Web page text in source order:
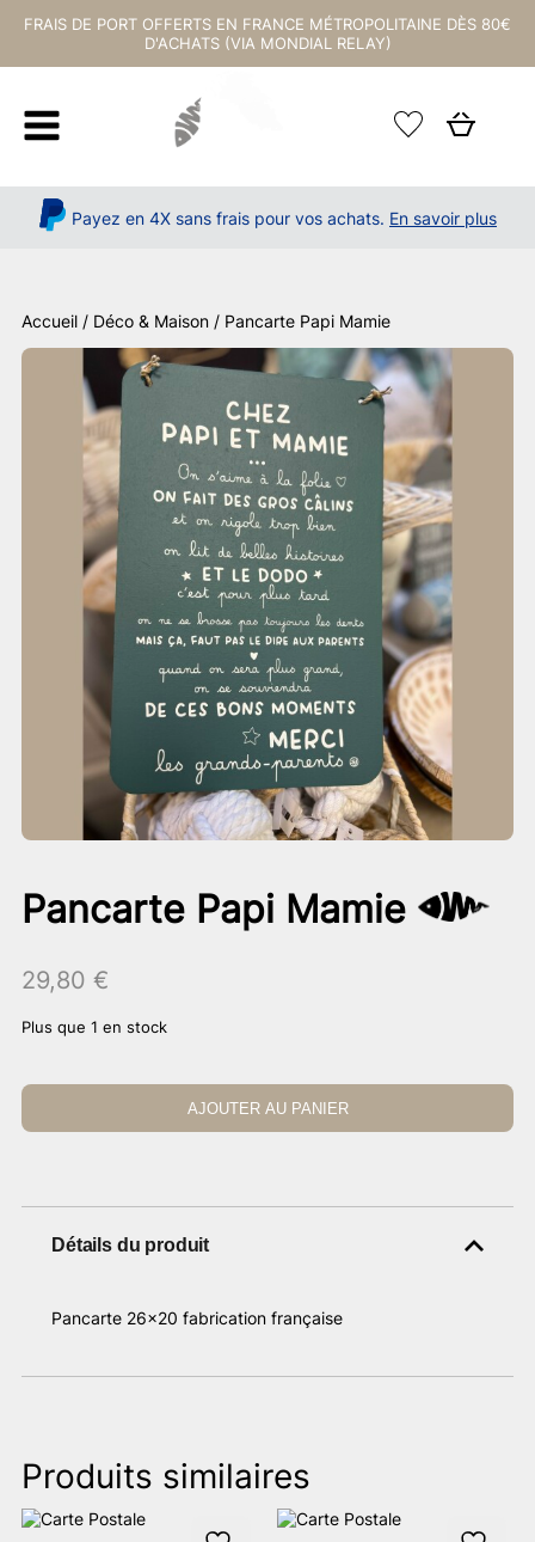
FRAIS DE PORT OFFERTS EN FRANCE MÉTROPOLITAINE DÈS 80€
D'ACHATS (VIA MONDIAL RELAY)
Payez en 4X sans frais pour vos achats. En savoir plus
Accueil / Déco & Maison / Pancarte Papi Mamie
Pancarte Papi Mamie
29,80 €
Plus que 1 en stock
AJOUTER AU PANIER
Détails du produit
Pancarte 26×20 fabrication française
Produits similaires